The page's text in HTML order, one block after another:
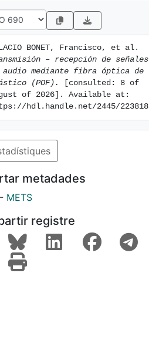
– recepción de señales
audio mediante fibra óptica de
(POF).
[consulted: 8 of
of 2026]. Available at:
hdl.handle.net/2445/223818
metadades
- METS
registre